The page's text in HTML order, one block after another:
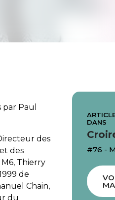
Paul
des
des
Thierry
de
Chain,
du
DANS
#76 -